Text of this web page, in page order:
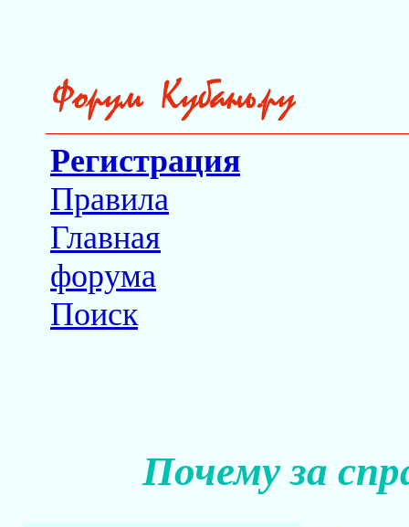
Регистрация
Правила
Главная
форума
Поиск
Почему за